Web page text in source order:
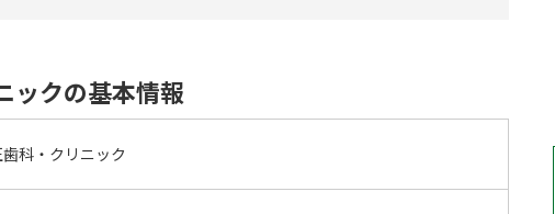
ックの基本情報
科・クリニック